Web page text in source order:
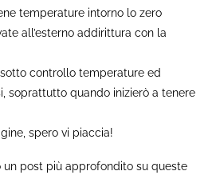
temperature intorno lo zero
all’esterno addirittura con la
controllo temperature ed
soprattutto quando inizierò a tenere
spero vi piaccia!
un post più approfondito su queste